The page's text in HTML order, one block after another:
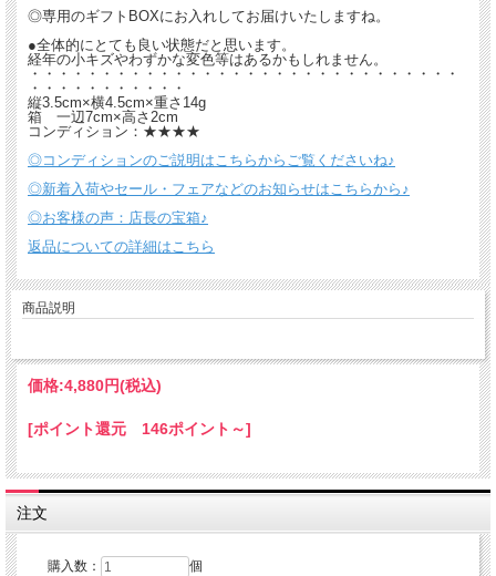
◎専用のギフトBOXにお入れしてお届けいたしますね。
●全体的にとても良い状態だと思います。
経年の小キズやわずかな変色等はあるかもしれません。
・・・・・・・・・・・・・・・・・・・・・・・・・・・・・・
・・・・・・・・・・・
縦3.5cm×横4.5cm×重さ14g
箱 一辺7cm×高さ2cm
コンディション：★★★★
◎コンディションのご説明はこちらからご覧くださいね♪
◎新着入荷やセール・フェアなどのお知らせはこちらから♪
◎お客様の声：店長の宝箱♪
返品についての詳細はこちら
商品説明
価格:4,880円(税込)
[ポイント還元 146ポイント～]
注文
購入数： 個